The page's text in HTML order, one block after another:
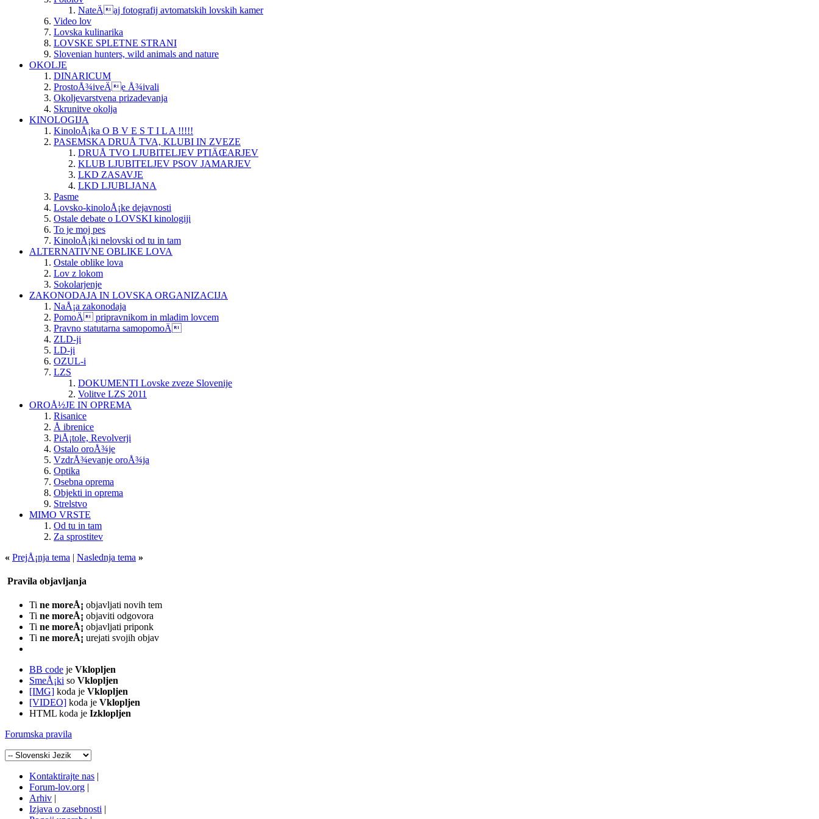
NateÄaj fotografij avtomatskih lovskih kamer
Video lov
Lovska kulinarika
LOVSKE SPLETNE STRANI
Slovenian hunters, wild animals and nature
OKOLJE
DINARICUM
ProstoÅ¾iveÄe Å¾ivali
Okoljevarstvena prizadevanja
Skrunitve okolja
KINOLOGIJA
KinoloÅ¡ka O B V E S T I L A !!!!!
PASEMSKA DRUÅ TVA, KLUBI IN ZVEZE
DRUÅ TVO LJUBITELJEV PTIÄŒARJEV
KLUB LJUBITELJEV PSOV JAMARJEV
LKD ZASAVJE
LKD LJUBLJANA
Pasme
Lovsko-kinoloÅ¡ke dejavnosti
Ostale debate o LOVSKI kinologiji
To je moj pes
KinoloÅ¡ki nelovski od tu in tam
ALTERNATIVNE OBLIKE LOVA
Ostale oblike lova
Lov z lokom
Sokolarjenje
ZAKONODAJA IN LOVSKA ORGANIZACIJA
NaÅ¡a zakonodaja
PomoÄ pripravnikom in mladim lovcem
Pravno statutarna samopomoÄ
ZLD-ji
LD-ji
OZUL-i
LZS
DOKUMENTI Lovske zveze Slovenije
Volitve LZS 2011
OROÅ½JE IN OPREMA
Risanice
Å ibrenice
PiÅ¡tole, Revolverji
Ostalo oroÅ¾je
VzdrÅ¾evanje oroÅ¾ja
Optika
Osebna oprema
Objekti in oprema
Strelstvo
MIMO VRSTE
Od tu in tam
Za sprostitev
« PrejÅ¡nja tema | Naslednja tema »
Pravila objavljanja
Ti ne moreÅ¡ objavljati novih tem
Ti ne moreÅ¡ objaviti odgovora
Ti ne moreÅ¡ objavljati priponk
Ti ne moreÅ¡ urejati svojih objav
BB code je Vklopljen
SmeÅ¡ki so Vklopljen
[IMG] koda je Vklopljen
[VIDEO] koda je Vklopljen
HTML koda je Izklopljen
Forumska pravila
Kontaktirajte nas |
Forum-lov.org |
Arhiv |
Izjava o zasebnosti |